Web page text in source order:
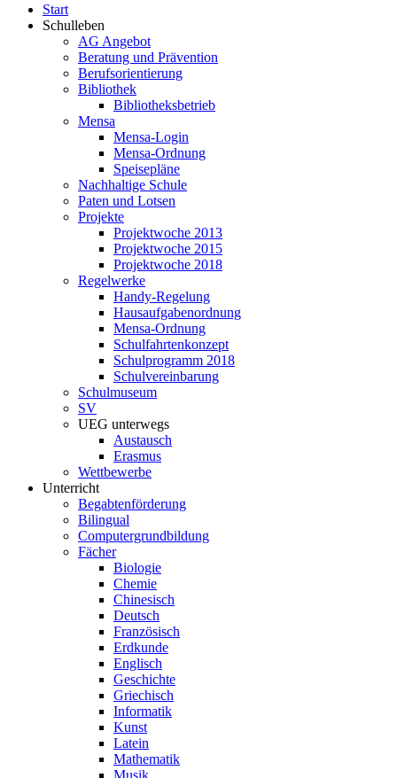
Start
Schulleben
AG Angebot
Beratung und Prävention
Berufsorientierung
Bibliothek
Bibliotheksbetrieb
Mensa
Mensa-Login
Mensa-Ordnung
Speisepläne
Nachhaltige Schule
Paten und Lotsen
Projekte
Projektwoche 2013
Projektwoche 2015
Projektwoche 2018
Regelwerke
Handy-Regelung
Hausaufgabenordnung
Mensa-Ordnung
Schulfahrtenkonzept
Schulprogramm 2018
Schulvereinbarung
Schulmuseum
SV
UEG unterwegs
Austausch
Erasmus
Wettbewerbe
Unterricht
Begabtenförderung
Bilingual
Computergrundbildung
Fächer
Biologie
Chemie
Chinesisch
Deutsch
Französisch
Erdkunde
Englisch
Geschichte
Griechisch
Informatik
Kunst
Latein
Mathematik
Musik